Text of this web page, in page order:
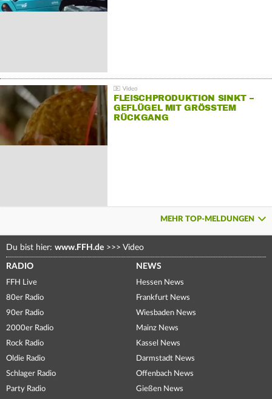
FLEISCHPRODUKTION SINKT –
GEFLÜGEL MIT GRÖSSTEM R
ÜCKGANG
MEHR TOP-MELDUNGEN
Du bist hier: www.FFH.de >>> Video
RADIO
FFH Live
80er Radio
90er Radio
2000er Radio
Rock Radio
Oldie Radio
Schlager Radio
Party Radio
NEWS
Hessen News
Frankfurt News
Wiesbaden News
Mainz News
Kassel News
Darmstadt News
Offenbach News
Gießen News